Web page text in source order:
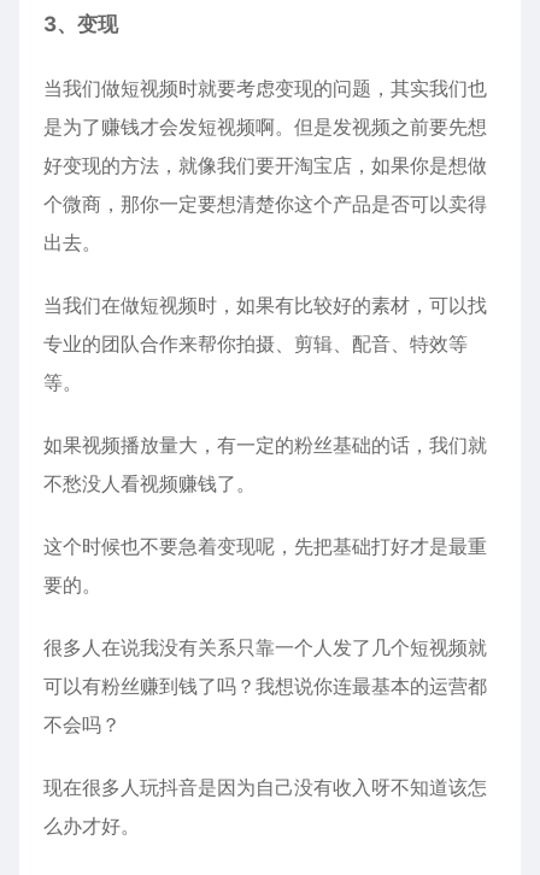
3、变现
当我们做短视频时就要考虑变现的问题，其实我们也
是为了赚钱才会发短视频啊。但是发视频之前要先想
好变现的方法，就像我们要开淘宝店，如果你是想做
个微商，那你一定要想清楚你这个产品是否可以卖得
出去。
当我们在做短视频时，如果有比较好的素材，可以找
专业的团队合作来帮你拍摄、剪辑、配音、特效等
等。
如果视频播放量大，有一定的粉丝基础的话，我们就
不愁没人看视频赚钱了。
这个时候也不要急着变现呢，先把基础打好才是最重
要的。
很多人在说我没有关系只靠一个人发了几个短视频就
可以有粉丝赚到钱了吗？我想说你连最基本的运营都
不会吗？
现在很多人玩抖音是因为自己没有收入呀不知道该怎
么办才好。